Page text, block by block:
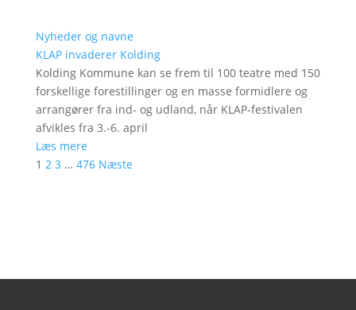
Nyheder og navne
KLAP invaderer Kolding
Kolding Kommune kan se frem til 100 teatre med 150
forskellige forestillinger og en masse formidlere og
arrangører fra ind- og udland, når KLAP-festivalen
afvikles fra 3.-6. april
Læs mere
1 2 3 … 476 Næste